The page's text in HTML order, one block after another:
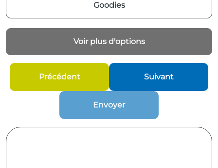
Goodies
Voir plus d'options
Précédent Suivant